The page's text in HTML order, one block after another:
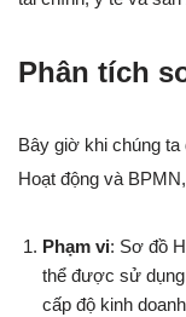
Phân tích
Bây giờ khi chúng
Hoạt động và
Phạm vi: Sơ đồ
thể được sử
cấp độ kinh